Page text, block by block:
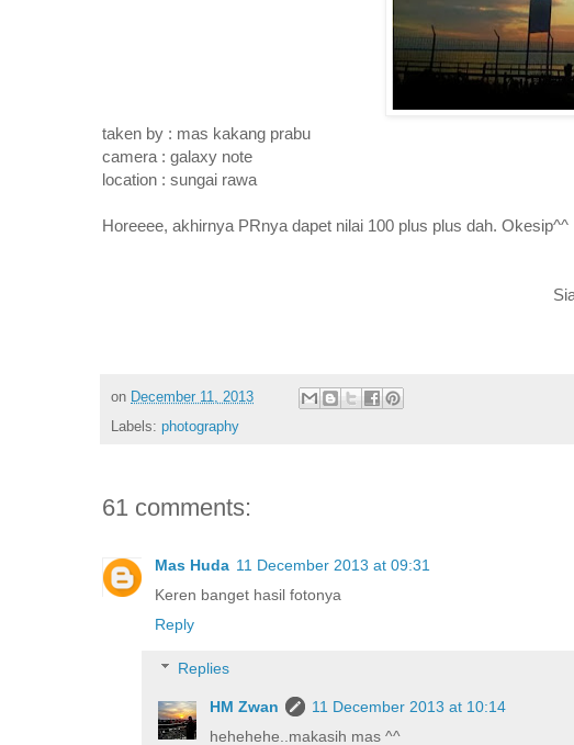
taken by : mas kakang prabu
camera : galaxy note
location : sungai rawa
Horeeee, akhirnya PRnya dapet nilai 100 plus plus dah. Okesip^^
on December 11, 2013
Labels: photography
61 comments:
Mas Huda 11 December 2013 at 09:31
Keren banget hasil fotonya
Reply
Replies
HM Zwan
11 December 2013 at 10:14
hehehehe..makasih mas ^^